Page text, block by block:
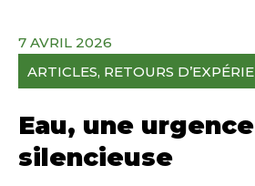
7 AVRIL 2026
ARTICLES, RETOURS
Eau, une urgence
silencieuse